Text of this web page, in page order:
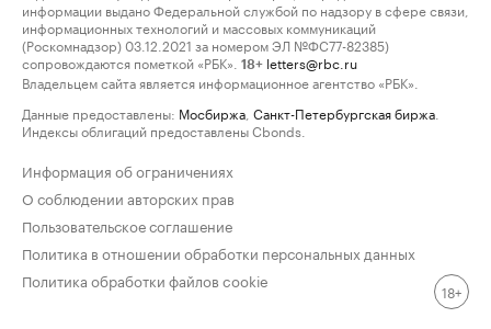
информации выдано Федеральной службой по надзору в сфере связи,
информационных технологий и массовых коммуникаций
(Роскомнадзор) 03.12.2021 за номером ЭЛ №ФС77-82385)
сопровождаются пометкой «РБК».
18+ letters@rbc.ru
Владельцем сайта является информационное агентство «РБК».
Данные предоставлены: Мосбиржа Санкт-Петербургская биржа
Индексы облигаций предоставлены Cbonds.
Информация об ограничениях
О соблюдении авторских прав
Пользовательское соглашение
Политика в отношении обработки персональных данных
Политика обработки файлов cookie
18+